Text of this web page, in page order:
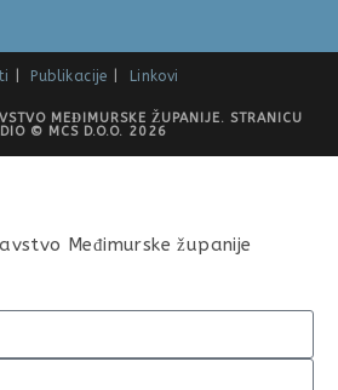
Publikacije Linkovi
MEĐIMURSKE ŽUPANIJE. STRANICU
© MCS D.O.O. 2026
Međimurske županije